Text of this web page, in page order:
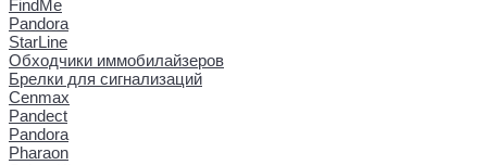
FindMe
Pandora
StarLine
Обходчики иммобилайзеров
Брелки для сигнализаций
Cenmax
Pandect
Pandora
Pharaon